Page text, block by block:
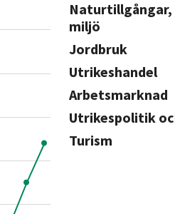
Naturtillgångar,
miljö
Jordbruk
Utrikeshandel
Arbetsmarknad
Utrikespolitik
Turism